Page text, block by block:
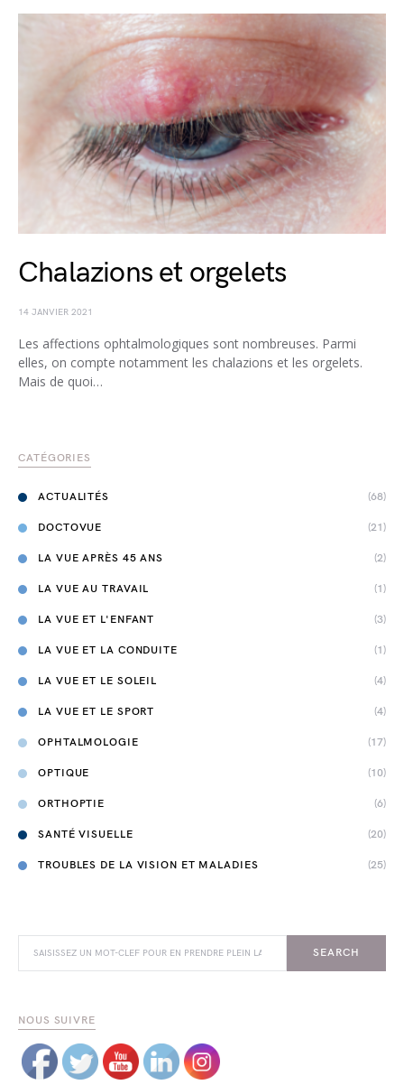
Chalazions et orgelets
14 JANVIER 2021
Les affections ophtalmologiques sont nombreuses. Parmi
elles, on compte notamment les chalazions et les orgelets.
Mais de quoi…
CATÉGORIES
ACTUALITÉS (68)
DOCTOVUE (21)
LA VUE APRÈS 45 ANS (2)
LA VUE AU TRAVAIL (1)
LA VUE ET L'ENFANT (3)
LA VUE ET LA CONDUITE (1)
LA VUE ET LE SOLEIL (4)
LA VUE ET LE SPORT (4)
OPHTALMOLOGIE (17)
OPTIQUE (10)
ORTHOPTIE (6)
SANTÉ VISUELLE (20)
TROUBLES DE LA VISION ET MALADIES (25)
SEARCH
NOUS SUIVRE